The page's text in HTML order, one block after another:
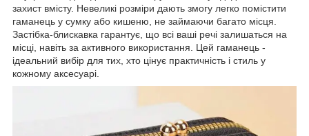
захист вмісту. Невеликі розміри дають змогу легко помістити
гаманець у сумку або кишеню, не займаючи багато місця.
Застібка-блискавка гарантує, що всі ваші речі залишаться на
місці, навіть за активного використання. Цей гаманець -
ідеальний вибір для тих, хто цінує практичність і стиль у
кожному аксесуарі.